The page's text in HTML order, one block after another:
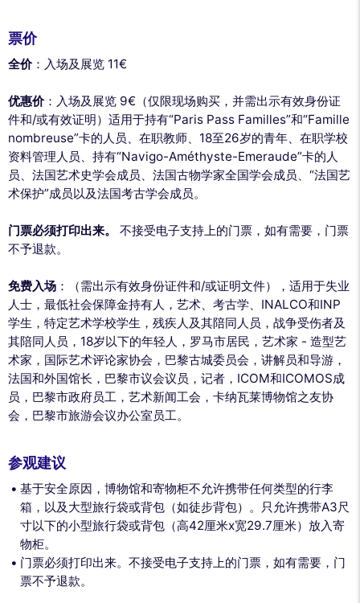
票价
全价：入场及展览 11€
优惠价：入场及展览 9€（仅限现场购买，并需出示有效身份证
件和/或有效证明）适用于持有“Paris Pass Familles”和“Famille
nombreuse”卡的人员、在职教师、18至26岁的青年、在职学校
资料管理人员、持有“Navigo-Améthyste-Emeraude”卡的人
员、法国艺术史学会成员、法国古物学家全国学会成员、“法国艺
术保护”成员以及法国考古学会成员。
门票必须打印出来。
不接受电子支持上的门票，如有需要，门票
不予退款。
免费入场 ：（需出示有效身份证件和/或证明文件），适用于失业
人士，最低社会保障金持有人，艺术、考古学、INALCO和INP
学生，特定艺术学校学生，残疾人及其陪同人员，战争受伤者及
其陪同人员，18岁以下的年轻人，罗马市居民，艺术家 - 造型艺
术家，国际艺术评论家协会，巴黎古城委员会，讲解员和导游，
法国和外国馆长，巴黎市议会议员，记者，ICOM和ICOMOS成
员，巴黎市政府员工，艺术新闻工会，卡纳瓦莱博物馆之友协
会，巴黎市旅游会议办公室员工。
参观建议
基于安全原因，博物馆和寄物柜不允许携带任何类型的行李
箱，以及大型旅行袋或背包（如徒步背包）。只允许携带A3尺
寸以下的小型旅行袋或背包（高42厘米x宽29.7厘米）放入寄
物柜。
门票必须打印出来。不接受电子支持上的门票，如有需要，门
票不予退款。